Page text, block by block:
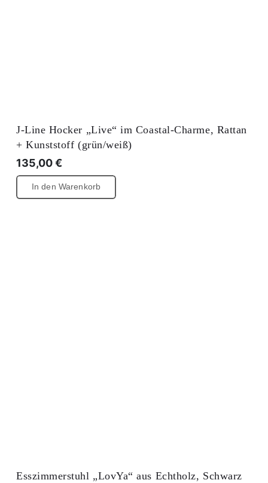
J-Line Hocker „Live“ im Coastal-Charme, Rattan
+ Kunststoff (grün/weiß)
135,00€
In den Warenkorb
Esszimmerstuhl „LovYa“ aus Echtholz, Schwarz